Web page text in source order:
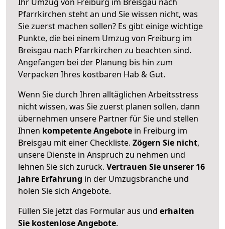
Pfarrkirchen steht an und Sie wissen nicht, was
Sie zuerst machen sollen? Es gibt einige wichtige
Punkte, die bei einem Umzug von Freiburg im
Breisgau nach Pfarrkirchen zu beachten sind.
Angefangen bei der Planung bis hin zum
Verpacken Ihres kostbaren Hab & Gut.
Wenn Sie durch Ihren alltäglichen Arbeitsstress
nicht wissen, was Sie zuerst planen sollen, dann
übernehmen unsere Partner für Sie und stellen
Ihnen kompetente Angebote in Freiburg im
Breisgau mit einer Checkliste. Zögern Sie nicht,
unsere Dienste in Anspruch zu nehmen und
lehnen Sie sich zurück. Vertrauen Sie unserer 16
Jahre Erfahrung in der Umzugsbranche und
holen Sie sich Angebote.
Füllen Sie jetzt das Formular aus und erhalten
Sie kostenlose Angebote.